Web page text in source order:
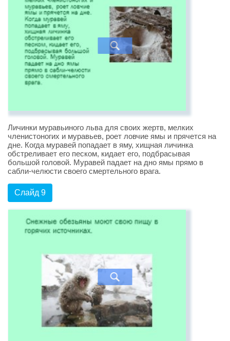
Личинки муравьиного льва для своих жертв, мелких
членистоногих и муравьев, роет ловчие ямы и прячется на
дне. Когда муравей попадает в яму, хищная личинка
обстреливает его песком, кидает его, подбрасывая
большой головой. Муравей падает на дно ямы прямо в
сабли-челюсти своего смертельного врага.
Слайд 9